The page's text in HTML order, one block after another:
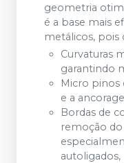
geometria
é a base mais
metálicos, pois
Curvaturas
garantindo
Micro pinos
e a
Bordas de
remoção
autoligados,